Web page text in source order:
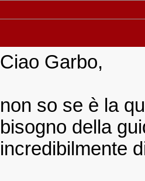
Ciao Garbo,
non so se è la
bisogno della
incredibilmente